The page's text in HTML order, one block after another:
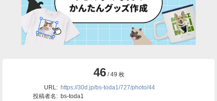
46/ 49 枚
URL: https://30d.jp/bs-toda1/727/photo/44
投稿者名: bs-toda1